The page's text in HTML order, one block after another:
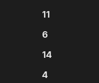
11
6
14
4